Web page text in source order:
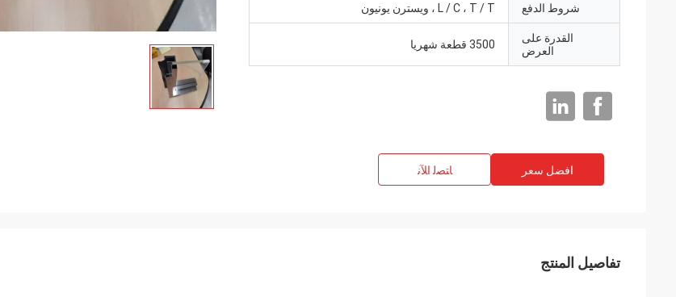
شروط الدفع L / C ، T / T ، ويسترن يونيون
القدرة على
العرض
3500 قطعة شهريا
افضل سعر ﺎﺘﺼﻟ ﺍﻶﻧ
تفاصيل المنتج